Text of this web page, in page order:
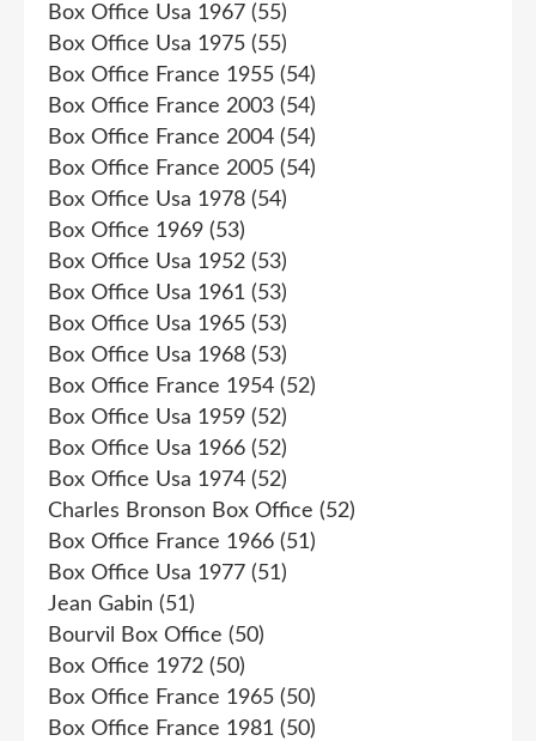
Box Office Usa 1967 (55)
Box Office Usa 1975 (55)
Box Office France 1955 (54)
Box Office France 2003 (54)
Box Office France 2004 (54)
Box Office France 2005 (54)
Box Office Usa 1978 (54)
Box Office 1969 (53)
Box Office Usa 1952 (53)
Box Office Usa 1961 (53)
Box Office Usa 1965 (53)
Box Office Usa 1968 (53)
Box Office France 1954 (52)
Box Office Usa 1959 (52)
Box Office Usa 1966 (52)
Box Office Usa 1974 (52)
Charles Bronson Box Office (52)
Box Office France 1966 (51)
Box Office Usa 1977 (51)
Jean Gabin (51)
Bourvil Box Office (50)
Box Office 1972 (50)
Box Office France 1965 (50)
Box Office France 1981 (50)